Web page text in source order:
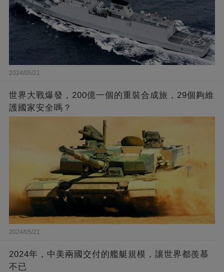
2024/05/21
世界大戰爆發，200億一個的重裝合成旅，29個夠維
護國家安全嗎？
2024/05/21
2024年，中美兩國交付的艦艇規模，讓世界都羨慕
不已